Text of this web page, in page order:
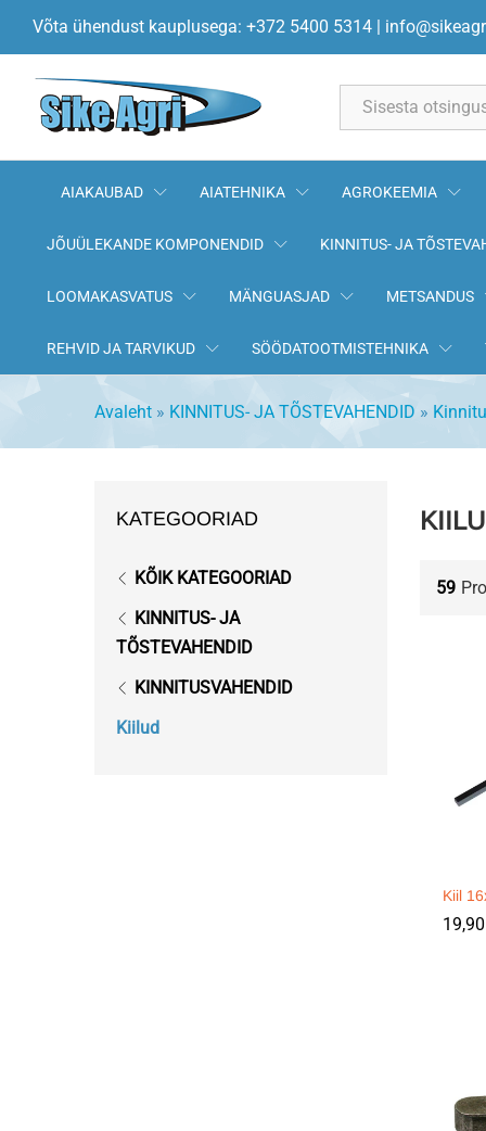
Võta ühendust kauplusega: +372 5400 5314 |
AIAKAUBAD AIATEHNIKA AGROKEEMIA
JÕUÜLEKANDE KOMPONENDID KINNITUS- JA
LOOMAKASVATUS MÄNGUASJAD METSANDUS
REHVID JA TARVIKUD SÖÖDATOOTMISTEHNIKA
Avaleht » KINNITUS- JA TÕSTEVAHENDID »
59
Kiil
19,90
19,90
KATEGOORIAD
KÕIK KATEGOORIAD
KINNITUS- JA
TÕSTEVAHENDID
KINNITUSVAHENDID
Kiilud